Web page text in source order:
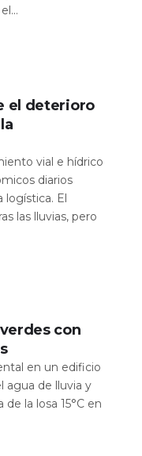
el deterioro
vial e hídrico
diarios
logística. El
las lluvias, pero
con
en un edificio
agua de lluvia y
la losa 15°C en